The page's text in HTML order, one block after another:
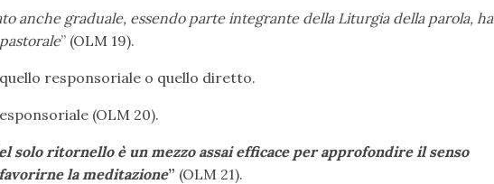
anche graduale, essendo parte integrante della Liturgia della parola, ha
” (OLM 19).
responsoriale o quello diretto.
(OLM 20).
solo ritornello è un mezzo assai efficace per approfondire il senso
la meditazione” (OLM 21).